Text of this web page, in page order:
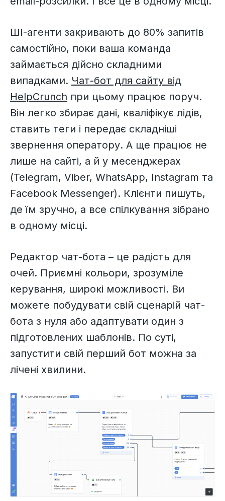
ШІ-агенти закривають до 80% запитів
самостійно, поки ваша команда
займається дійсно складними
випадками. Чат-бот для сайту від
HelpCrunch при цьому працює поруч.
Він легко збирає дані, кваліфікує лідів,
ставить теги і передає складніші
звернення оператору. А ще працює не
лише на сайті, а й у месенджерах
(Telegram, Viber, WhatsApp, Instagram та
Facebook Messenger). Клієнти пишуть,
де їм зручно, а все спілкування зібрано
в одному місці.
Редактор чат-бота – це радість для
очей. Приємні кольори, зрозуміле
керування, широкі можливості. Ви
можете побудувати свій сценарій чат-
бота з нуля або адаптувати один з
підготовлених шаблонів. По суті,
запустити свій перший бот можна за
лічені хвилини.